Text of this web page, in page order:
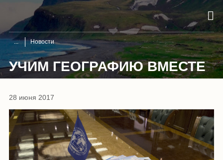
Новости
УЧИМ ГЕОГРАФИЮ ВМЕСТЕ
28 июня 2017